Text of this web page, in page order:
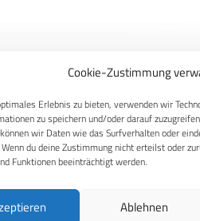
Cookie-Zustimmung
Erlebnis zu bieten, verwenden wir
zu speichern und/oder darauf
wir Daten wie das Surfverhalten oder
du deine Zustimmung nicht erteilst oder
Funktionen beeinträchtigt werden.
Ablehnen
RECHTLICHES
AGB